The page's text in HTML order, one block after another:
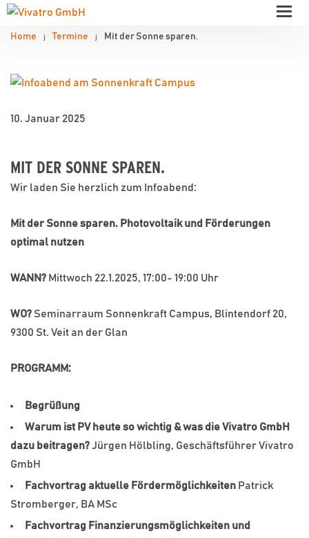
Home Termine Mit der Sonne sparen.
10. Januar 2025
MIT DER SONNE SPAREN.
Wir laden Sie herzlich zum Infoabend:
Mit der Sonne sparen. Photovoltaik und Förderungen
optimal nutzen
WANN? Mittwoch 22.1.2025, 17:00- 19:00 Uhr
WO? Seminarraum Sonnenkraft Campus, Blintendorf 20,
9300 St. Veit an der Glan
PROGRAMM:
Begrüßung
Warum ist PV heute so wichtig & was die Vivatro GmbH
dazu beitragen?Jürgen Hölbling, Geschäftsführer Vivatro
GmbH
Fachvortrag aktuelle Fördermöglichkeiten Patrick
Stromberger, BA MSc
Fachvortrag Finanzierungsmöglichkeiten und